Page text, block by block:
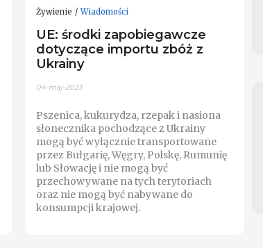
Żywienie Wiadomości
UE: środki zapobiegawcze
dotyczące importu zbóż z
Ukrainy
04-maj-2023
Pszenica, kukurydza, rzepak i nasiona
słonecznika pochodzące z Ukrainy
mogą być wyłącznie transportowane
przez Bułgarię, Węgry, Polskę, Rumunię
lub Słowację i nie mogą być
przechowywane na tych terytoriach
oraz nie mogą być nabywane do
konsumpcji krajowej.